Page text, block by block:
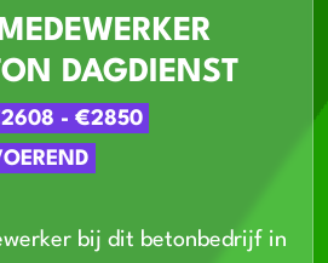
DAGDIENST
- €2850
bij dit betonbedrijf in